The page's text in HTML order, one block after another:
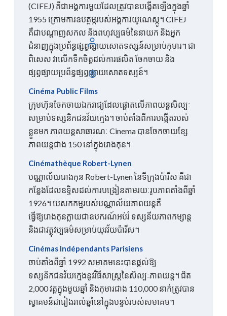
ចូល
ខ្មែរ
(CIFEJ) គឺជាអង្គការមួយដែលត្រូវបានបង្កើតឡើងក្នុងឆ្នាំ
1955 ក្រោមការឧបត្ថម្ភរបស់អង្គការយូណេស្កូ។ CIFEJ
គឺជាបណ្តាញសកល និងពហុវប្បធម៌នៃនាយក និងអ្នក
ជំនាញក្នុងប្រព័ន្ធផ្សព្វផ្សាយសោតទស្សន៍សម្រាប់កុមារ។ ជា
ពិសេស វាលើកទឹកចិត្តដល់ការផលិត ចែកចាយ និង
ផ្សព្វផ្សាយប្រព័ន្ធផ្សព្វផ្សាយសោតទស្សន៍។
Cinéma Public Films
ក្រុមហ៊ុនចែកចាយឯករាជ្យដែលផ្តោតលើភាពយន្តសិល្បៈ
សម្រាប់ទស្សនិកជនវ័យក្មេង។ ចាប់តាំងពីការបង្កើតរបស់
ខ្លួនមក ភាពយន្តសាធារណៈ Cinema បានចែកចាយខ្សែ
ភាពយន្តជាង 150 នៅក្នុងរោងកុន។
Cinémathèque Robert-Lynen
បណ្ណាល័យរោងកុន Robert-Lynen នៃទីក្រុងប៉ារីស គឺជា
កន្លែងដែលឧទ្ទិសដល់ការបង្រៀនតាមរយៈរូបភាពតាំងពីឆ្នាំ
1926។ បេសកកម្មរបស់បណ្ណាល័យភាពយន្តគឺ
ធ្វើឱ្យរោងកុនក្លាយជាឧបករណ៍អប់រំ ទស្សនីយភាពកម្សាន្ត
និងជាវត្ថុវប្បធម៌សម្រាប់យុវវ័យប៉ារីស។
Cinémas Indépendants Parisiens
ចាប់តាំងពីឆ្នាំ 1992 សមាគមនេះបានផ្តល់ឱ្យ
ទស្សនិកជនវ័យក្មេងនូវវិធីសាស្រ្តនៃសិល្បៈភាពយន្ត។ ជិត
2,000 វគ្គក្នុងមួយឆ្នាំ និងកុមារជាង 110,000 នាក់ត្រូវបាន
ស្វាគមន៍ជារៀងរាល់ឆ្នាំនៅក្នុងបន្ទប់របស់សមាគម។